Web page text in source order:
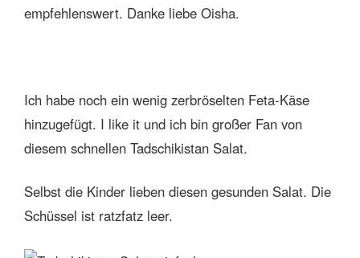
empfehlenswert. Danke liebe Oisha.
Ich habe noch ein wenig zerbröselten Feta-Käse
hinzugefügt. I like it und ich bin großer Fan von
diesem schnellen Tadschikistan Salat.
Selbst die Kinder lieben diesen gesunden Salat. Die
Schüssel ist ratzfatz leer.